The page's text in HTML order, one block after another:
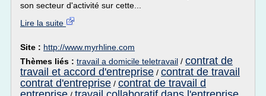
son secteur d'activité sur cette...
Lire la suite
Site : http://www.myrhline.com
Thèmes liés : travail a domicile teletravail / contrat de
travail et accord d'entreprise / contrat de travail
contrat d'entreprise / contrat de travail d